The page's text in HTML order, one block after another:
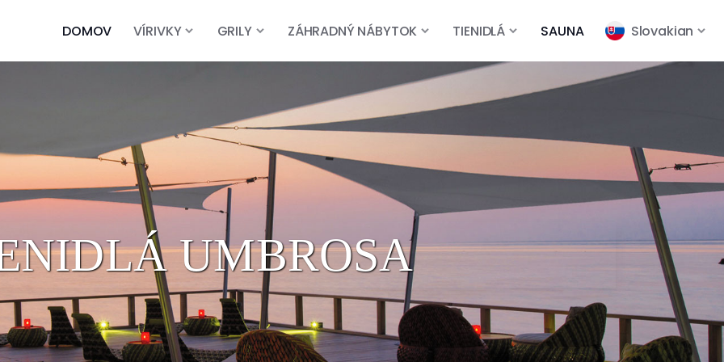
DOMOV VÍRIVKY GRILY ZÁHRADNÝ NÁBYTOK TIENIDLÁ SAUNA Slovakian
UMBROSA